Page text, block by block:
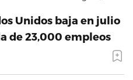
Unidos baja en julio
de 23,000 empleos